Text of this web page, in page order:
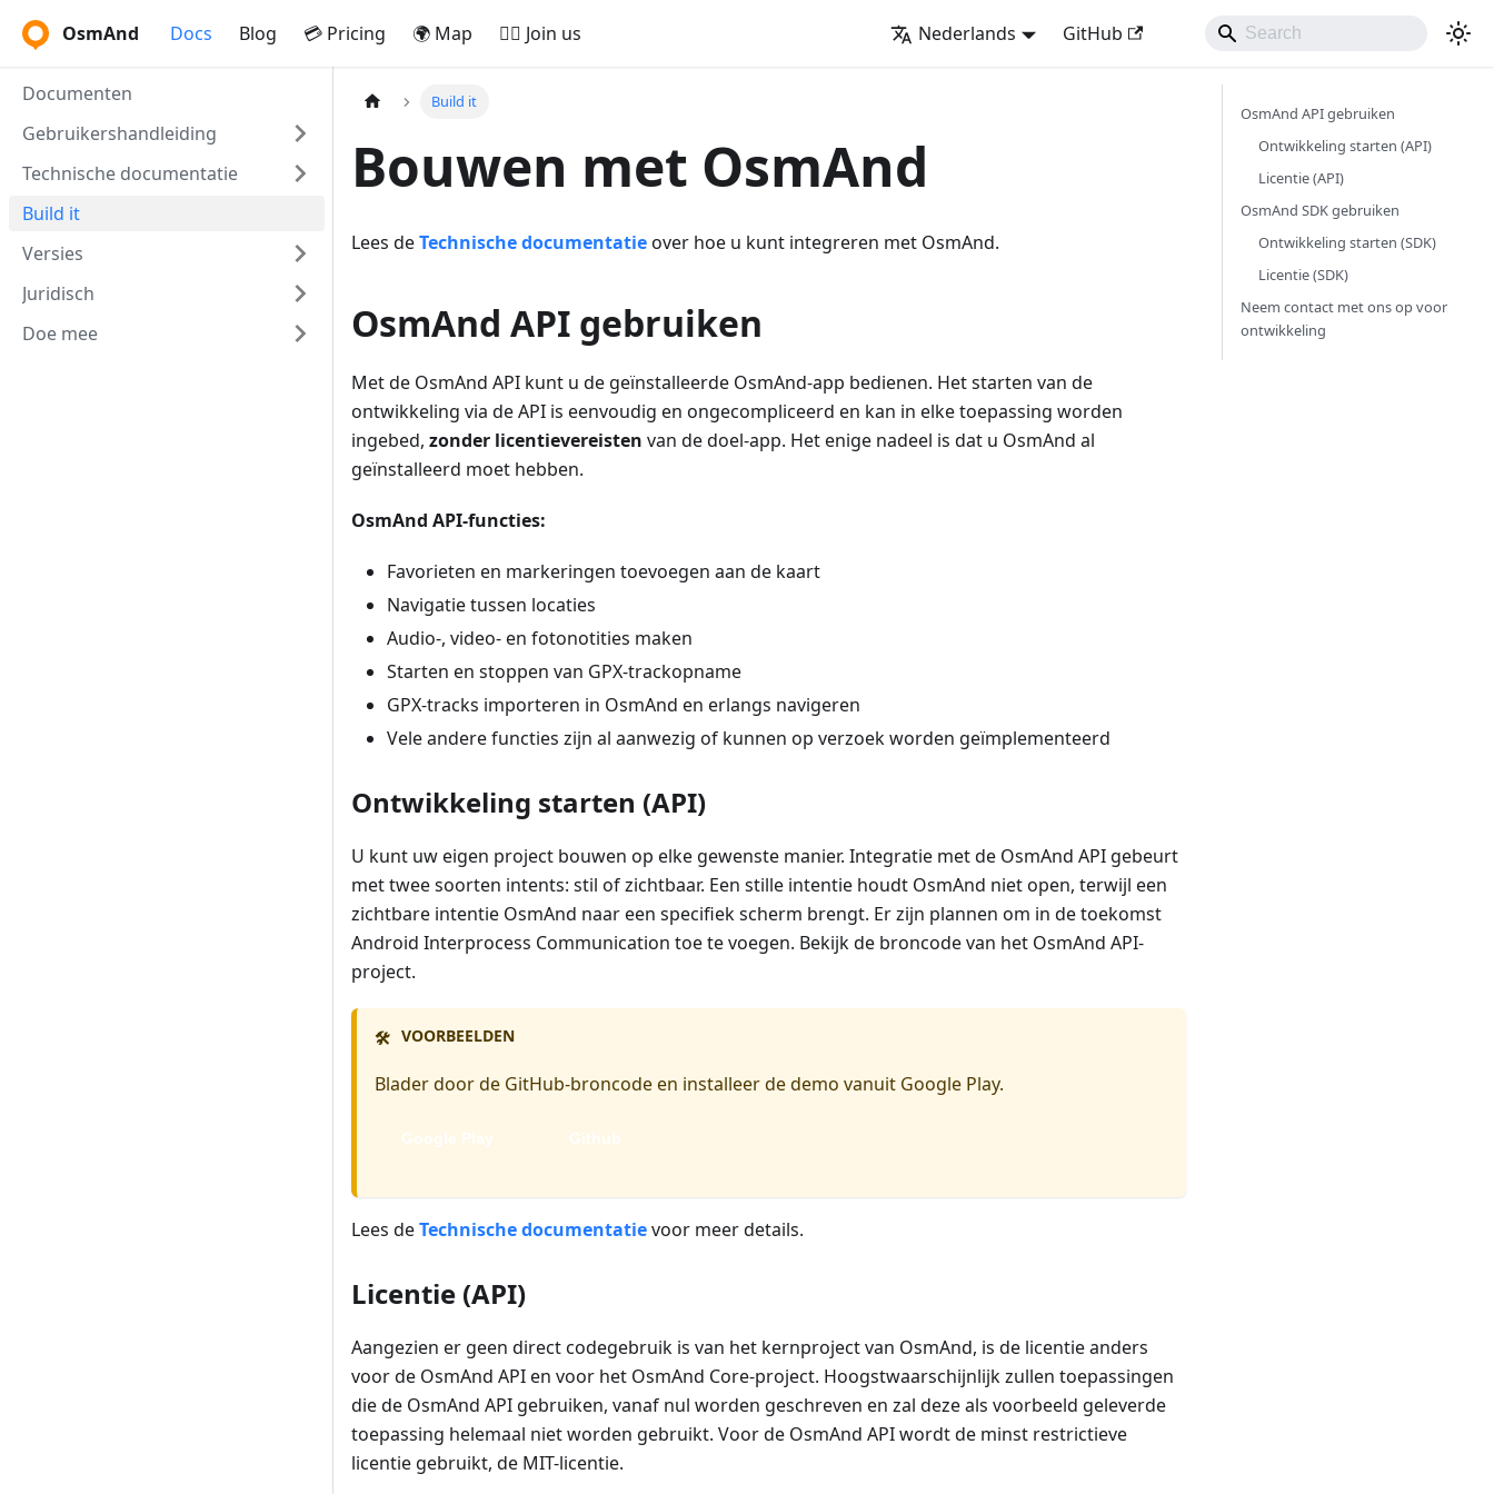
OsmAnd Docs Blog 💳 Pricing 🌍 Map 🚵‍♂️ Join us Nederlands GitHub
Documenten
Gebruikershandleiding
Technische documentatie
Build it
Versies
Juridisch
Doe mee
Build it
Bouwen met OsmAnd
Lees deTechnische documentatieover hoe u kunt integreren met OsmAnd.
OsmAnd API gebruiken
Met de OsmAnd API kunt u de geïnstalleerde OsmAnd-app bedienen. Het starten van de
ontwikkeling via de API is eenvoudig en ongecompliceerd en kan in elke toepassing worden
ingebed, zonder licentievereisten van de doel-app. Het enige nadeel is dat u OsmAnd al
geïnstalleerd moet hebben.
OsmAnd API-functies:
Favorieten en markeringen toevoegen aan de kaart
Navigatie tussen locaties
Audio-, video- en fotonotities maken
Starten en stoppen van GPX-trackopname
GPX-tracks importeren in OsmAnd en erlangs navigeren
Vele andere functies zijn al aanwezig of kunnen op verzoek worden geïmplementeerd
Ontwikkeling starten (API)
U kunt uw eigen project bouwen op elke gewenste manier. Integratie met de OsmAnd API gebeurt
met twee soorten intents: stil of zichtbaar. Een stille intentie houdt OsmAnd niet open, terwijl een
zichtbare intentie OsmAnd naar een specifiek scherm brengt. Er zijn plannen om in de toekomst
Android Interprocess Communication toe te voegen. Bekijk de broncode van het OsmAnd API-
project.
🛠️ VOORBEELDEN
Blader door de GitHub-broncode en installeer de demo vanuit Google Play.
Google Play Github
Lees deTechnische documentatievoor meer details.
Licentie (API)
Aangezien er geen direct codegebruik is van het kernproject van OsmAnd, is de licentie anders
voor de OsmAnd API en voor het OsmAnd Core-project. Hoogstwaarschijnlijk zullen toepassingen
die de OsmAnd API gebruiken, vanaf nul worden geschreven en zal deze als voorbeeld geleverde
toepassing helemaal niet worden gebruikt. Voor de OsmAnd API wordt de minst restrictieve
licentie gebruikt, de MIT-licentie.
OsmAnd API gebruiken
Ontwikkeling starten (API)
Licentie (API)
OsmAnd SDK gebruiken
Ontwikkeling starten (SDK)
Licentie (SDK)
Neem contact met ons op voor
ontwikkeling